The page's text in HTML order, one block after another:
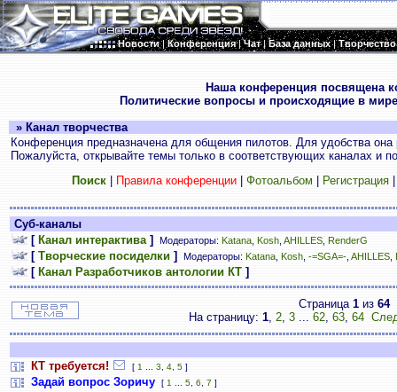
Новости|Конференция|Чат|База данных|Творчество
Наша конференция посвящена
Политические вопросы и происходящие в
» Канал творчества
Конференция предназначена для общения пилотов. Для удобства
Пожалуйста, открывайте темы только в соответствующих каналах и
Поиск| Правила конференции| Фотоальбом Регистрация
Суб-каналы
[ Канал интерактива] Модераторы: Katana Kosh AHILLES RenderG
[ Творческие посиделки ] Модераторы: Katana Kosh -=SGA=- AHILLES
[ Канал Разработчиков антологии КТ ]
Страница 1из 64
На страницу: 1, 2, 3 ... 62, 63, 64
КТ требуется! [ 1 3 4 5 ]
Задай вопрос Зоричу [ 1 5 6 7 ]